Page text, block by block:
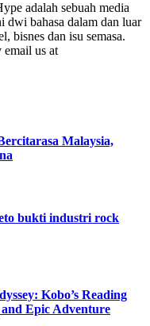
adalah sebuah media
dwi bahasa dalam dan luar
bisnes dan isu semasa.
us at
Malaysia,
bukti industri rock
Kobo’s Reading
Epic Adventure